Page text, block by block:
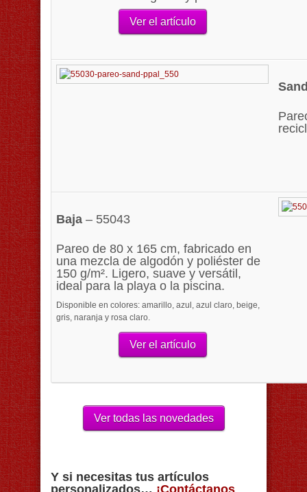
Ver el artículo
Baja – 55043
Pareo de 80 x 165 cm, fabricado en
una mezcla de algodón y poliéster de
150 g/m². Ligero, suave y versátil,
ideal para la playa o la piscina.
Disponible en colores: amarillo, azul, azul claro, beige,
gris, naranja y rosa claro.
Ver el artículo
Ver todas las novedades
Y si necesitas tus artículos
personalizados… ¡Contáctanos